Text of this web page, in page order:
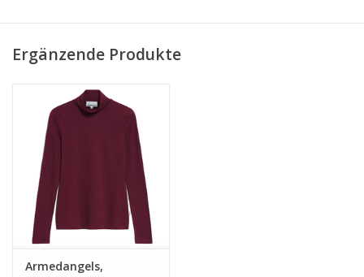
• 100% Bio-Baumwolle
• GOTS und PETA-zertifiziert
• Hergestellt in IBarcelos, Portugal
Ergänzende Produkte
Armedangels,